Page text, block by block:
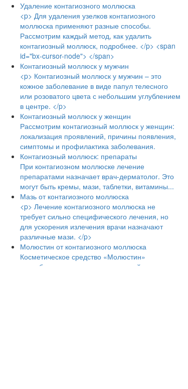
Удаление контагиозного моллюска
<p> Для удаления узелков контагиозного
моллюска применяют разные способы.
Рассмотрим каждый метод, как удалить
контагиозный моллюск, подробнее. </p> <span
id="bx-cursor-node"> </span>
Контагиозный моллюск у мужчин
<p> Контагиозный моллюск у мужчин – это
кожное заболевание в виде папул телесного
или розоватого цвета с небольшим углублением
в центре. </p>
Контагиозный моллюск у женщин
Рассмотрим контагиозный моллюск у женщин:
локализация проявлений, причины появления,
симптомы и профилактика заболевания.
Контагиозный моллюск: препараты
При контагиозном моллюске лечение
препаратами назначает врач-дерматолог. Это
могут быть кремы, мази, таблетки, витамины...
Мазь от контагиозного моллюска
<p> Лечение контагиозного моллюска не
требует сильно специфического лечения, но
для ускорения излечения врачи назначают
различные мази. </p>
Молюстин от контагиозного моллюска
Косметическое средство «Молюстин»
разработано специально для людей,